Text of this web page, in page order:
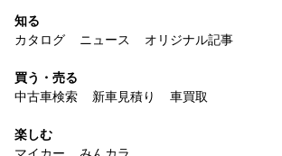
知る
カタログ
ニュース オリジナル記事
買う・売る
中古車検索
新車見積り 車買取
楽しむ